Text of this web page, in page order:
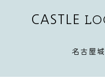
CASTLE
名古屋